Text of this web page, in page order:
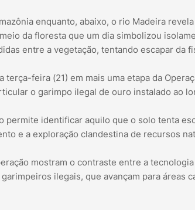
enquanto, abaixo, o rio Madeira
da floresta que um dia simbolizou
entre a vegetação, tentando escapar da
terça-feira (21) em mais uma etapa da
o garimpo ilegal de ouro instalado ao
permite identificar aquilo que o solo tenta
e a exploração clandestina de recursos
mostram o contraste entre a
ilegais, que avançam para áreas